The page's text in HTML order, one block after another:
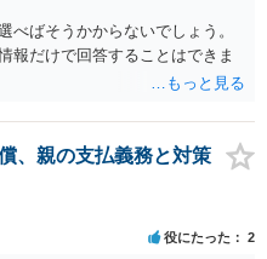
は叔母様ご本人となりますの
様ご本人の依頼意思等を確認す
意思疎通が難しいとのことです
、依頼意思の確認方法等を検討
べばそうかからないでしょう。
報だけで回答することはできま
、親の支払義務と対策
役にたった 2